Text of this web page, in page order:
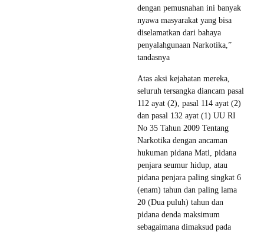
dengan pemusnahan ini banyak
nyawa masyarakat yang bisa
diselamatkan dari bahaya
penyalahgunaan Narkotika,”
tandasnya
Atas aksi kejahatan mereka,
seluruh tersangka diancam pasal
112 ayat (2), pasal 114 ayat (2)
dan pasal 132 ayat (1) UU RI
No 35 Tahun 2009 Tentang
Narkotika dengan ancaman
hukuman pidana Mati, pidana
penjara seumur hidup, atau
pidana penjara paling singkat 6
(enam) tahun dan paling lama
20 (Dua puluh) tahun dan
pidana denda maksimum
sebagaimana dimaksud pada